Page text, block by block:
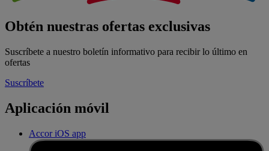
Obtén nuestras ofertas exclusivas
Suscríbete a nuestro boletín informativo para recibir lo último en
ofertas
Suscríbete
Aplicación móvil
Accor iOS app